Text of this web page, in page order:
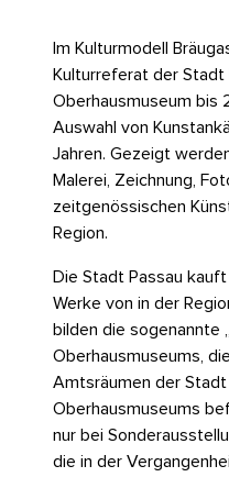
Im Kulturmodell
Kulturreferat der Stadt
Oberhausmuseum bis
Auswahl von
Jahren. Gezeigt
Malerei, Zeichnung,
zeitgenössischen
Region.
Die Stadt Passau
Werke von in der
bilden die sogenannte
Oberhausmuseums,
Amtsräumen der
Oberhausmuseums
nur bei
die in der